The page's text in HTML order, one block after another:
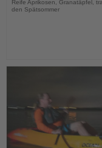
Reife Aprikosen, Granatäpfel,
den Spätsommer